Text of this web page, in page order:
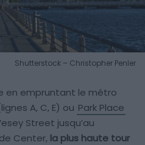
Shutterstock – Christopher Penler
en empruntant le métro
A, C, E) ou Park Place
Street jusqu’au
Center, la plus haute tour